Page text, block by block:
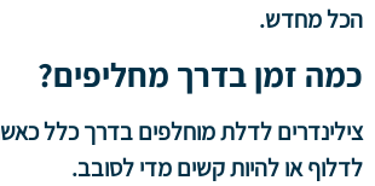
הכל מחדש.
כמה זמן בדרך מחליפים?
צילינדרים לדלת מוחלפים בדרך כלל
לדלוף או להיות קשים מדי לסובב.